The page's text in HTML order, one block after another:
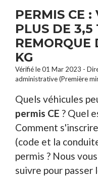
PERMIS CE :
PLUS DE 3,5
REMORQUE
KG
Vérifié le 01 Mar 2023 -
administrative (Première
Quels véhicules
permis CE ? Quel
Comment
(code et la
permis ? Nous
suivre pour passer